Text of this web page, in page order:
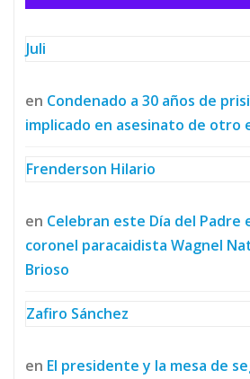
Juli
en Condenado a 30 años de
implicado en asesinato de otro
Frenderson Hilario
en Celebran este Día del Padre
coronel paracaidista Wagnel
Brioso
Zafiro Sánchez
en El presidente y la mesa de